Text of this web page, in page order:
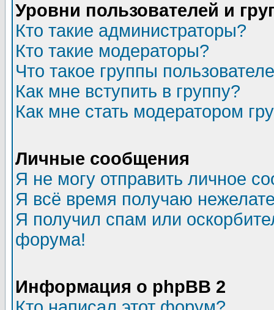
Уровни пользователей и
Кто такие администраторы?
Кто такие модераторы?
Что такое группы
Как мне вступить в группу?
Как мне стать модератором
Личные сообщения
Я не могу отправить личное
Я всё время получаю
Я получил спам или
форума!
Информация о phpBB 2